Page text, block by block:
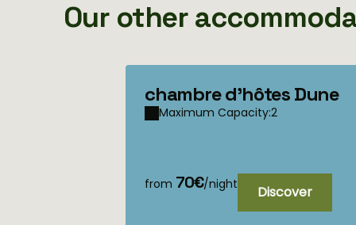
Our other
chambre d'hôtes Dune
Maximum Capacity:2
from 70€/night Discover